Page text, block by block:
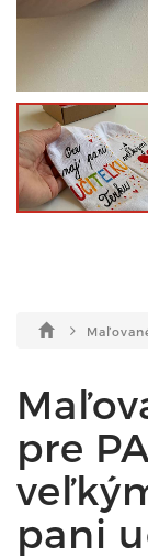
pre
pani